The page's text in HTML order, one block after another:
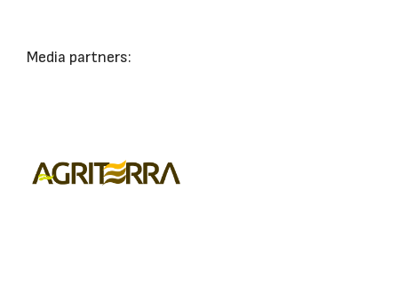
Media partners: